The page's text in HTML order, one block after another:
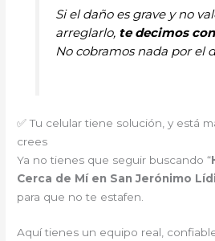
Si el daño es grave y no
arreglarlo, te decimos
No cobramos nada por el
✅ Tu celular tiene solución, y está
crees
Ya no tienes que seguir buscando “
Cerca de Mí en San Jerónimo
para que no te estafen.
Aquí tienes un equipo real,